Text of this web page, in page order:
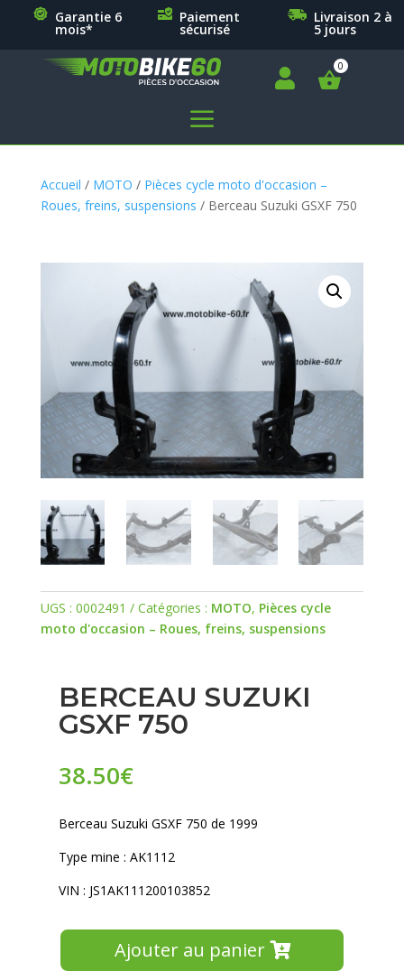
Garantie 6
mois*
Paiement
sécurisé
Livraison 2 à
5 jours

a
Accueil / MOTO / Pièces cycle moto d'occasion –
Roues, freins, suspensions / Berceau Suzuki GSXF 750
UGS : 0002491 Catégories : MOTO, Pièces cycle
moto d'occasion – Roues, freins, suspensions
BERCEAU SUZUKI
GSXF 750
38.50€
Berceau Suzuki GSXF 750 de 1999
Type mine : AK1112
VIN : JS1AK111200103852
Ajouter au panier